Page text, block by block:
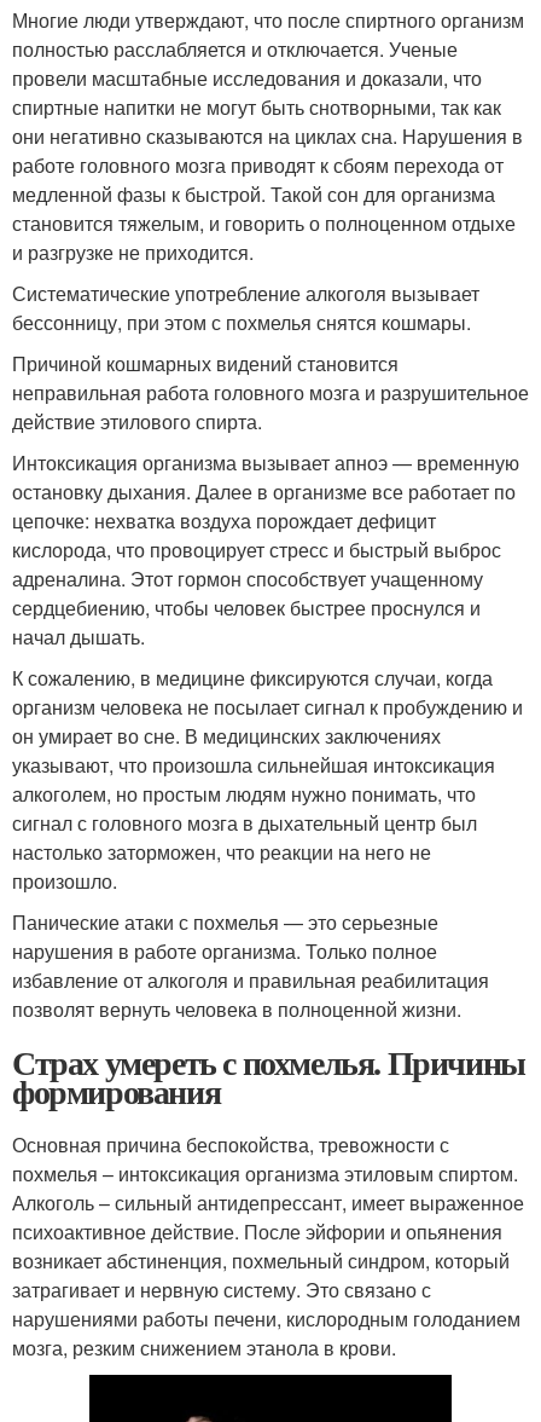
Многие люди утверждают, что после спиртного организм
полностью расслабляется и отключается. Ученые
провели масштабные исследования и доказали, что
спиртные напитки не могут быть снотворными, так как
они негативно сказываются на циклах сна. Нарушения в
работе головного мозга приводят к сбоям перехода от
медленной фазы к быстрой. Такой сон для организма
становится тяжелым, и говорить о полноценном отдыхе
и разгрузке не приходится.
Систематические употребление алкоголя вызывает
бессонницу, при этом с похмелья снятся кошмары.
Причиной кошмарных видений становится
неправильная работа головного мозга и разрушительное
действие этилового спирта.
Интоксикация организма вызывает апноэ — временную
остановку дыхания. Далее в организме все работает по
цепочке: нехватка воздуха порождает дефицит
кислорода, что провоцирует стресс и быстрый выброс
адреналина. Этот гормон способствует учащенному
сердцебиению, чтобы человек быстрее проснулся и
начал дышать.
К сожалению, в медицине фиксируются случаи, когда
организм человека не посылает сигнал к пробуждению и
он умирает во сне. В медицинских заключениях
указывают, что произошла сильнейшая интоксикация
алкоголем, но простым людям нужно понимать, что
сигнал с головного мозга в дыхательный центр был
настолько заторможен, что реакции на него не
произошло.
Панические атаки с похмелья — это серьезные
нарушения в работе организма. Только полное
избавление от алкоголя и правильная реабилитация
позволят вернуть человека в полноценной жизни.
Страх умереть с похмелья. Причины
формирования
Основная причина беспокойства, тревожности с
похмелья – интоксикация организма этиловым спиртом.
Алкоголь – сильный антидепрессант, имеет выраженное
психоактивное действие. После эйфории и опьянения
возникает абстиненция, похмельный синдром, который
затрагивает и нервную систему. Это связано с
нарушениями работы печени, кислородным голоданием
мозга, резким снижением этанола в крови.